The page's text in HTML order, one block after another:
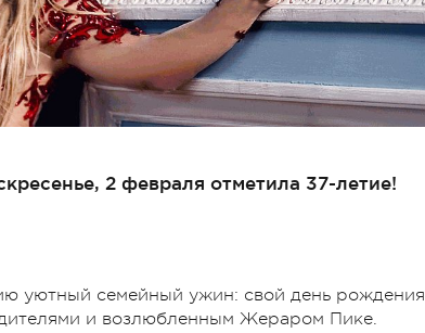
2 февраля отметила 37-летие!
уютный семейный ужин: свой день рождения
и возлюбленным Жераром Пике.